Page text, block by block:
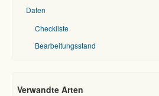
Daten
Checkliste
Bearbeitungsstand
Verwandte Arten